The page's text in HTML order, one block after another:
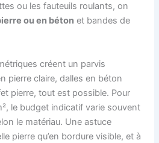
ou les fauteuils roulants, on
ou en béton et bandes de
créent un parvis
pierre claire, dalles en béton
pierre, tout est possible. Pour
le budget indicatif varie souvent
le matériau. Une astuce
pierre qu’en bordure visible, et à